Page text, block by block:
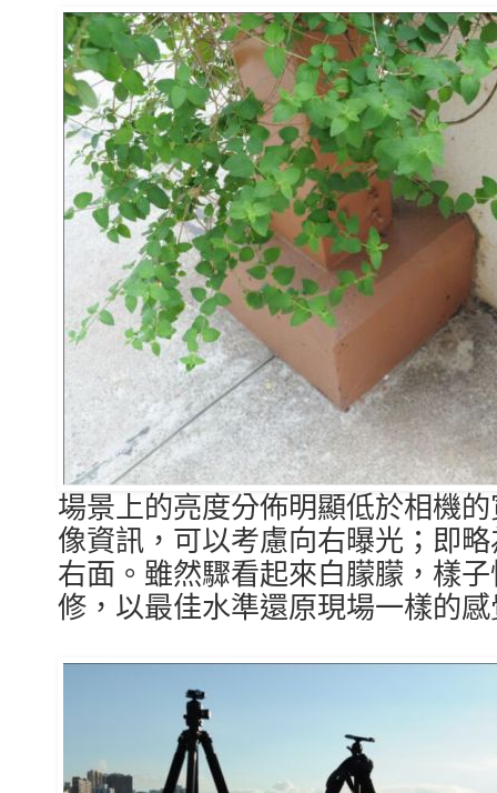
場景上的亮度分佈明顯低於相機
像資訊，可以考慮向右曝光；即
右面。雖然驟看起來白朦朦，樣
修，以最佳水準還原現場一樣的